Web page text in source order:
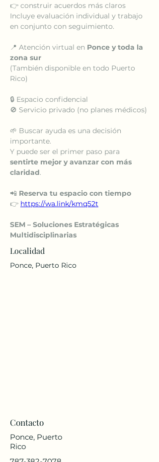
👉 construir acuerdos más claros
Incluye evaluación individual y trabajo
en conjunto con seguimiento.
📍 Atención virtual en Ponce y toda la
zona sur
(También disponible en todo Puerto
Rico)
🔒 Espacio confidencial
🚫 Servicio privado (no planes médicos)
🌱 Buscar ayuda es una decisión
importante.
Y puede ser el primer paso para
sentirte mejor y avanzar con más
claridad.
📲 Reserva tu espacio con tiempo
👉 https://wa.link/kmq52t
SEM – Soluciones Estratégicas
Multidisciplinarias
Localidad
Ponce, Puerto Rico
Contacto
Ponce, Puerto
Rico